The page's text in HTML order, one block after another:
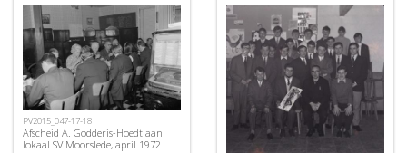
PV2015_047-17-18
Afscheid A. Godderis-Hoedt aan
lokaal SV Moorslede, april 1972